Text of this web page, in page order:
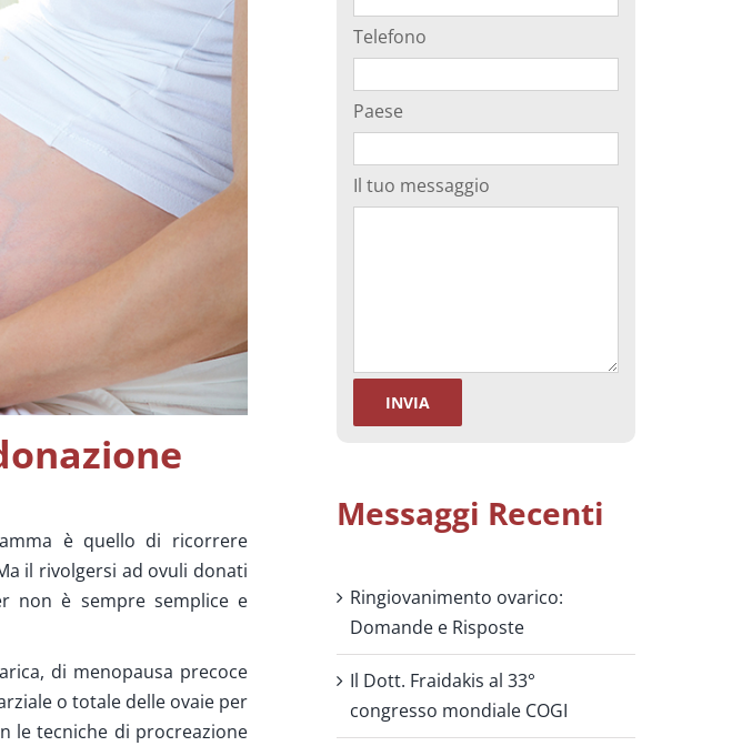
è quello di ricorrere
il rivolgersi ad ovuli donati
non è sempre semplice e
di menopausa precoce
o totale delle ovaie per
le tecniche di procreazione
Telefono
Paese
Il tuo messaggio
Messaggi Recenti
Ringiovanimento ovarico:
Domande e Risposte
Il Dott. Fraidakis al 33°
congresso mondiale COGI